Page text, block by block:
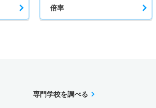
倍率
専門学校を調べる